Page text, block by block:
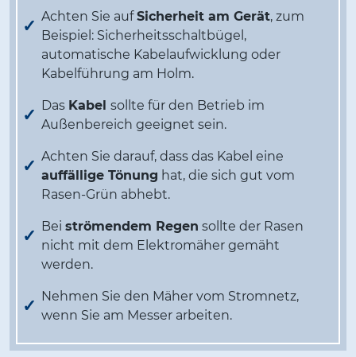
Achten Sie aufSicherheit am Gerät, zum
Beispiel: Sicherheitsschaltbügel,
automatische Kabelaufwicklung oder
Kabelführung am Holm.
Das Kabel sollte für den Betrieb im
Außenbereich geeignet sein.
Achten Sie darauf, dass das Kabel eine
auffällige Tönung hat, die sich gut vom
Rasen-Grün abhebt.
Bei strömendem Regen sollte der Rasen
nicht mit dem Elektromäher gemäht
werden.
Nehmen Sie den Mäher vom Stromnetz,
wenn Sie am Messer arbeiten.